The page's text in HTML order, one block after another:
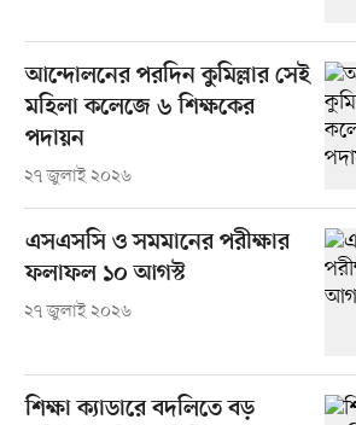
আন্দোলনের পরদিন কুমিল্লার সেই
মহিলা কলেজে ৬ শিক্ষকের
পদায়ন
২৭ জুলাই ২০২৬
এসএসসি ও সমমানের পরীক্ষার
ফলাফল ১০ আগস্ট
২৭ জুলাই ২০২৬
শিক্ষা ক্যাডারে বদলিতে বড়